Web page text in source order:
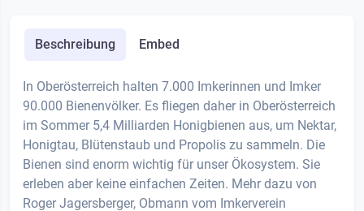
Beschreibung Embed
In Oberösterreich halten 7.000 Imkerinnen und Imker
90.000 Bienenvölker. Es fliegen daher in Oberösterreich
im Sommer 5,4 Milliarden Honigbienen aus, um Nektar,
Honigtau, Blütenstaub und Propolis zu sammeln. Die
Bienen sind enorm wichtig für unser Ökosystem. Sie
erleben aber keine einfachen Zeiten. Mehr dazu von
Roger Jagersberger, Obmann vom Imkerverein